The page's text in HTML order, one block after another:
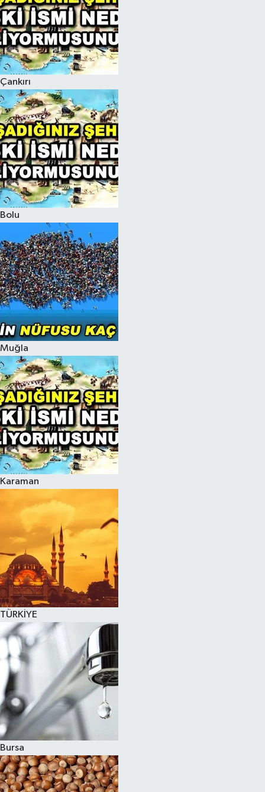
Çankırı
Bolu
Muğla
Karaman
TÜRKİYE
Bursa